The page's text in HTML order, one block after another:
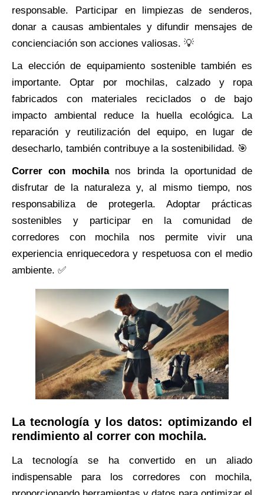
responsable. Participar en limpiezas de senderos,
donar a causas ambientales y difundir mensajes de
concienciación son acciones valiosas. 💡
La elección de equipamiento sostenible también es
importante. Optar por mochilas, calzado y ropa
fabricados con materiales reciclados o de bajo
impacto ambiental reduce la huella ecológica. La
reparación y reutilización del equipo, en lugar de
desecharlo, también contribuye a la sostenibilidad. 🎯
Correr con mochilanos brinda la oportunidad de
disfrutar de la naturaleza y, al mismo tiempo, nos
responsabiliza de protegerla. Adoptar prácticas
sostenibles y participar en la comunidad de
corredores con mochila nos permite vivir una
experiencia enriquecedora y respetuosa con el medio
ambiente. ✅
La tecnología y los datos: optimizando el
rendimiento al correr con mochila.
La tecnología se ha convertido en un aliado
indispensable para los corredores con mochila,